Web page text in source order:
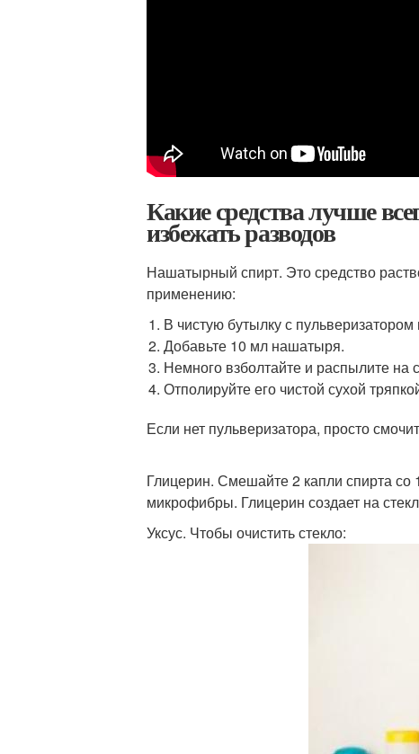
Какие средства лучше
избежать разводов
Нашатырный спирт. Это средство
применению:
В чистую бутылку с
Добавьте 10 мл нашатыря.
Немного взболтайте и распылите на
Отполируйте его чистой сухой
Если нет пульверизатора, просто
Глицерин. Смешайте 2 капли спирта со
микрофибры. Глицерин создает на
Уксус. Чтобы очистить стекло: